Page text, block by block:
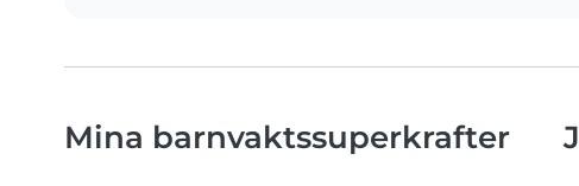
Mina barnvaktssuperkrafter